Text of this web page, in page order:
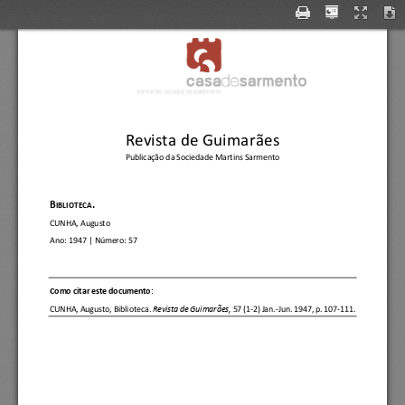
Revista de Guimarães
Publicação da Sociedade Martins Sarmento
B IBLIOTECA.
CUNHA, Augusto
Ano: 1947 | Número: 57
CUNHA, Augusto, Biblioteca. Revista de Guimarães, 57 (1- 2) Jan.- Jun. 1947, p. 107
-111.